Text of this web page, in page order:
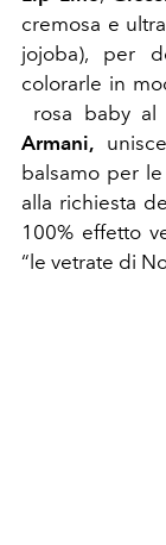
cremosa e
jojoba), per
colorarle in
rosa baby al
Armani,
balsamo per
alla richiesta
100% effetto
“le vetrate di